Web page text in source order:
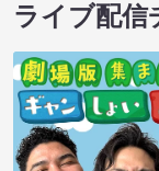
ライブ配信